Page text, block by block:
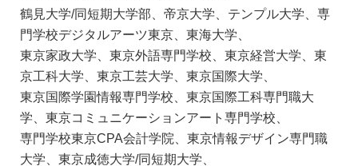
鶴見大学/同短期大学部、帝京大学、テンプル大学、専
門学校デジタルアーツ東京、東海大学、
東京家政大学、東京外語専門学校、東京経営大学、東
京工科大学、東京工芸大学、東京国際大学、
東京国際学園情報専門学校、東京国際工科専門職大
学、東京コミュニケーションアート専門学校、
専門学校東京CPA会計学院、東京情報デザイン専門職
大学、東京成徳大学/同短期大学、